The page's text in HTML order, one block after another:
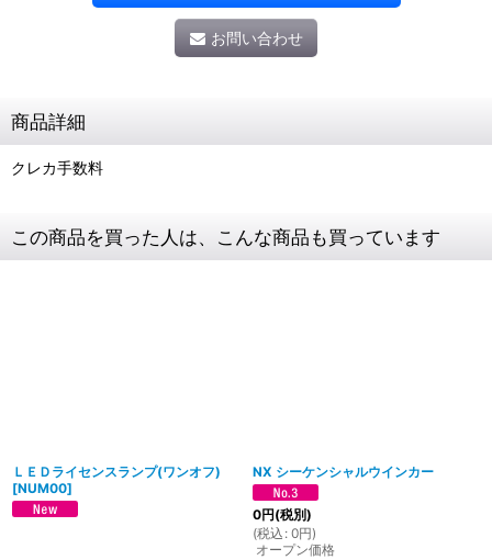
お問い合わせ
商品詳細
クレカ手数料
この商品を買った人は、こんな商品も買っています
ＬＥＤライセンスランプ(ワンオフ)
[NUM00]
NX シーケンシャルウインカー
0円(税別)
(税込 : 0円)
オープン価格